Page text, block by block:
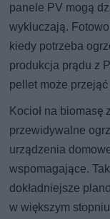
panele PV mogą
wykluczają.
kiedy potrzeba
produkcja prądu z
pellet może przejąć
Kocioł na biomasę
przewidywalne
urządzenia
wspomagające.
dokładniejsze
w większym